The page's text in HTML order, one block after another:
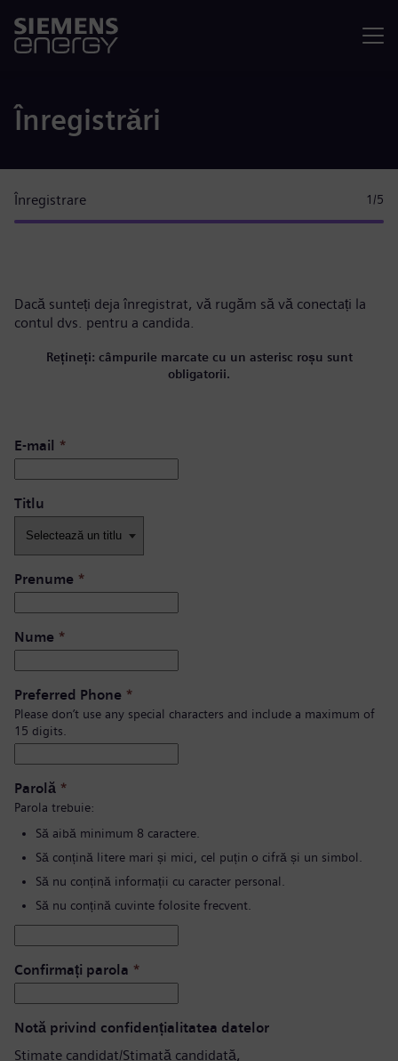
Înregistrări
Înregistrare 1 /5
Dacă sunteți deja înregistrat, vă rugăm să vă conectați la
contul dvs. pentru a candida.
Rețineți: câmpurile marcate cu un asterisc roșu sunt
obligatorii.
E-mail *
Titlu
Prenume *
Nume *
Preferred Phone *
Please don’t use any special characters and include a maximum of
15 digits.
Parolă *
Parola trebuie:
Să aibă minimum 8 caractere.
Să conțină litere mari și mici, cel puțin o cifră și un simbol.
Să nu conțină informații cu caracter personal.
Să nu conțină cuvinte folosite frecvent.
Confirmați parola *
Notă privind confidențialitatea datelor
Stimate candidat/Stimată candidată,